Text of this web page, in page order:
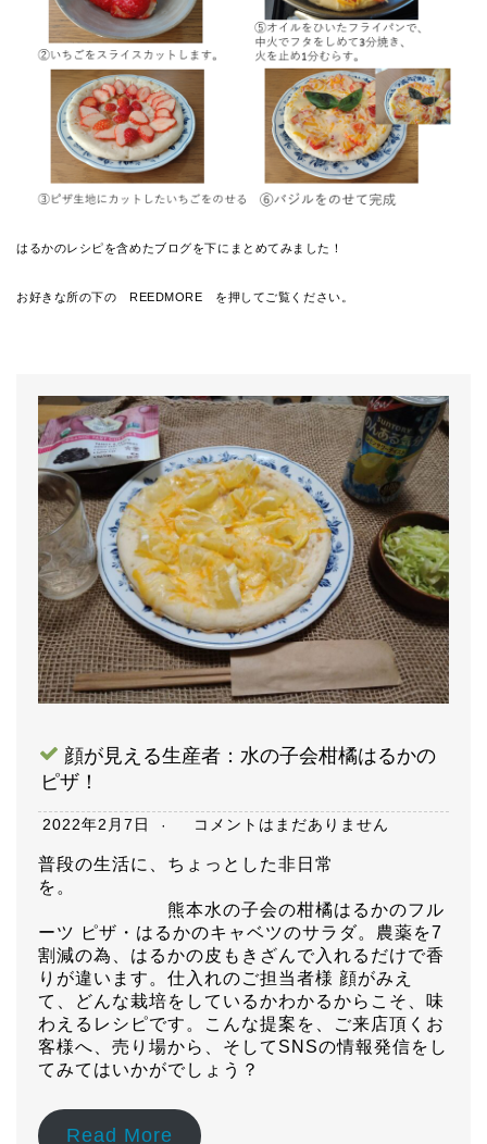
はるかのレシピを含めたブログを下にまとめてみました！
お好きな所の下の REEDMORE を押してご覧ください。
顔が見える生産者：水の子会柑橘はるかの
ピザ！
2022年2月7日 コメントはまだありません
普段の生活に、ちょっとした非日常
を。
熊本水の子会の柑橘はるかのフル
ーツ ピザ・はるかのキャベツのサラダ。農薬を7
割減の為、はるかの皮もきざんで入れるだけで香
りが違います。仕入れのご担当者様 顔がみえ
て、どんな栽培をしているかわかるからこそ、味
わえるレシピです。こんな提案を、ご来店頂くお
客様へ、売り場から、そしてSNSの情報発信をし
てみてはいかがでしょう？
Read More